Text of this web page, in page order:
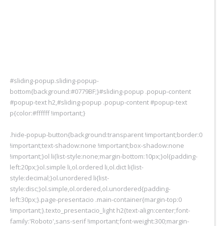
#sliding-popup.sliding-popup-
bottom{background:#0779BF;}#sliding-popup .popup-content
#popup-text h2,#sliding-popup .popup-content #popup-text
p{color:#ffffff !important;}
.hide-popup-button{background:transparent !important;border:0
!important;text-shadow:none !important;box-shadow:none
!important;}ol li{list-style:none;margin-bottom:10px;}ol{padding-
left:20px;}ol.simple li,ol.ordered li,ol.dict li{list-
style:decimal;}ol.unordered li{list-
style:disc;}ol.simple,ol.ordered,ol.unordered{padding-
left:30px;}.page-presentacio .main-container{margin-top:0
!important;}.texto_presentacio_light h2{text-align:center;font-
family:'Roboto',sans-serif !important;font-weight:300;margin-